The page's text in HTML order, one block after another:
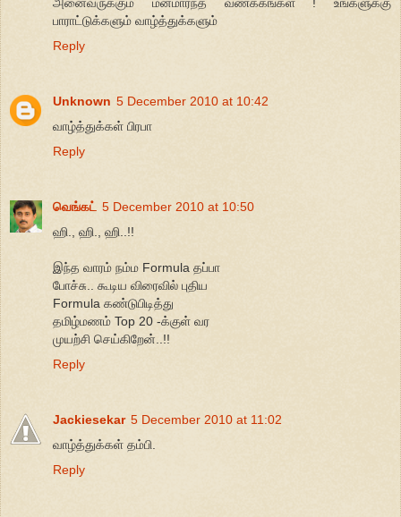
பாராட்டுக்களும் வாழ்த்துக்களும்
Reply
Unknown 5 December 2010 at 10:42
வாழ்த்துக்கள் பிரபா
Reply
வெங்கட் 5 December 2010 at 10:50
ஹி., ஹி., ஹி..!!
இந்த வாரம் நம்ம Formula தப்பா
போச்சு.. கூடிய விரைவில் புதிய
Formula கண்டுபிடித்து
தமிழ்மணம் Top 20 -க்குள் வர
முயற்சி செய்கிறேன்..!!
Reply
Jackiesekar 5 December 2010 at 11:02
வாழ்த்துக்கள் தம்பி.
Reply